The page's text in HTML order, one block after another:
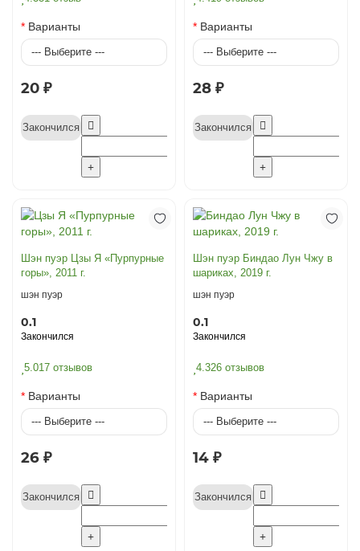
Варианты
20 ₽
Закончился
Варианты
28 ₽
Закончился
Шэн пуэр Цзы Я «Пурпурные
горы», 2011 г.
шэн пуэр
0.1
Закончился
5.017 отзывов
Варианты
26 ₽
Закончился
Шэн пуэр Биндао Лун Чжу в
шариках, 2019 г.
шэн пуэр
0.1
Закончился
4.326 отзывов
Варианты
14 ₽
Закончился